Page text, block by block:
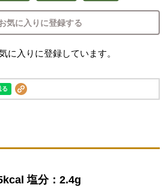
気に入りに登録する
に入りに登録しています。
塩分：2.4g